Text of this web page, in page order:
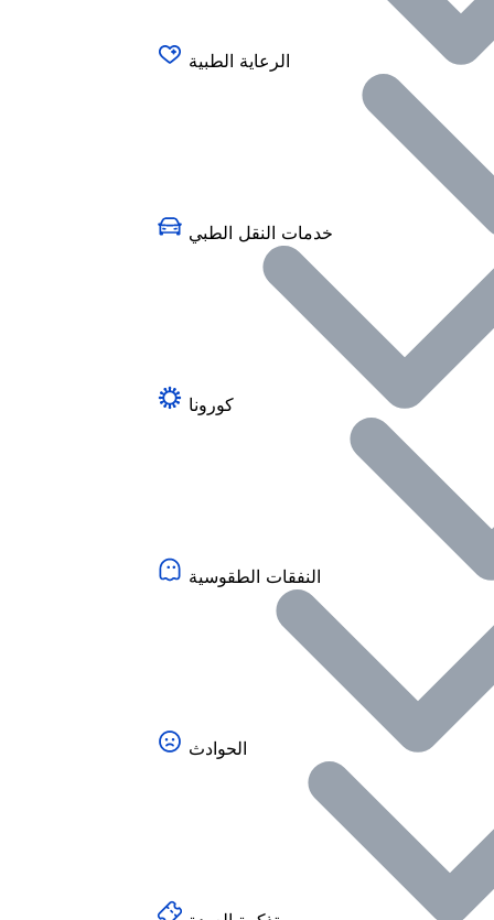
الرعاية الطبية
خدمات النقل الطبي
كورونا
النفقات الطقوسية